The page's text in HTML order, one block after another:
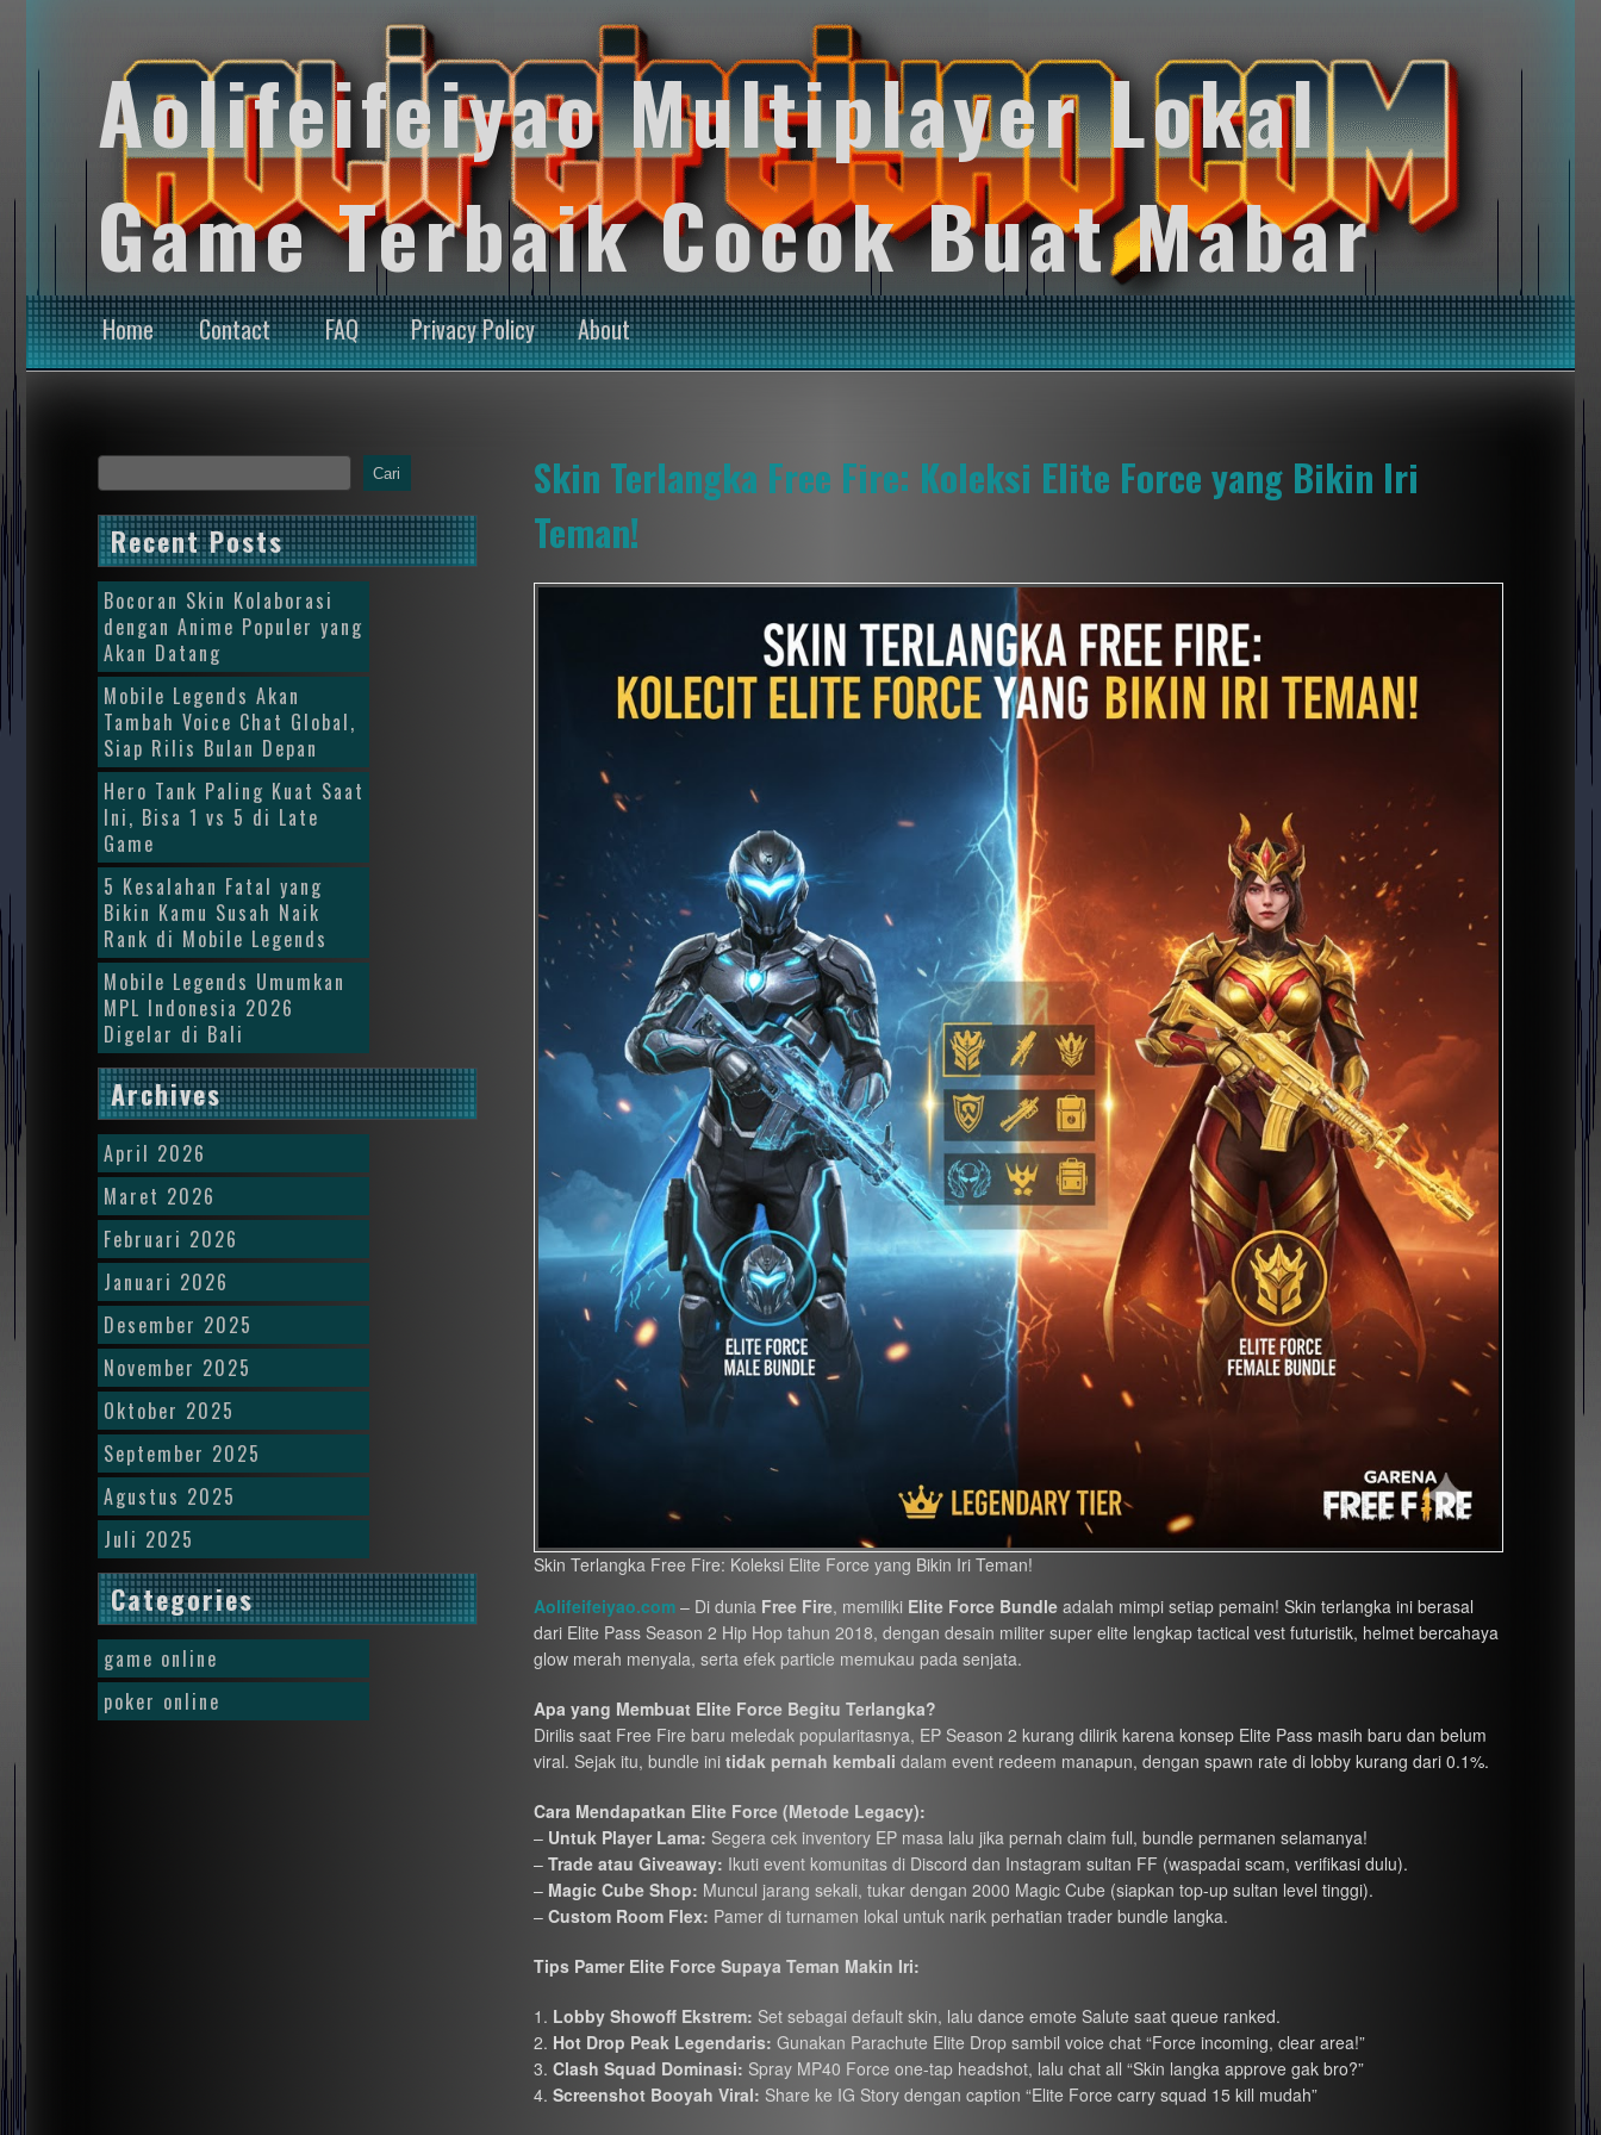
Aolifeifeiyao Multiplayer Lokal
Game Terbaik Cocok Buat Mabar
Home Contact FAQ Privacy Policy About
Skin Terlangka Free Fire: Koleksi Elite Force yang Bikin Iri
Teman!
Skin Terlangka Free Fire: Koleksi Elite Force yang Bikin Iri Teman!
Aolifeifeiyao.com– Di dunia Free Fire, memiliki Elite Force Bundleadalah mimpi setiap pemain! Skin terlangka ini berasal
dari Elite Pass Season 2 Hip Hop tahun 2018, dengan desain militer super elite lengkap tactical vest futuristik, helmet bercahaya
glow merah menyala, serta efek particle memukau pada senjata.
Apa yang Membuat Elite Force Begitu Terlangka?
Dirilis saat Free Fire baru meledak popularitasnya, EP Season 2 kurang dilirik karena konsep Elite Pass masih baru dan belum
viral. Sejak itu, bundle ini tidak pernah kembali dalam event redeem manapun, dengan spawn rate di lobby kurang dari 0.1%.
Cara Mendapatkan Elite Force (Metode Legacy):
– Untuk Player Lama: Segera cek inventory EP masa lalu jika pernah claim full, bundle permanen selamanya!
– Trade atau Giveaway: Ikuti event komunitas di Discord dan Instagram sultan FF (waspadai scam, verifikasi dulu).
– Magic Cube Shop: Muncul jarang sekali, tukar dengan 2000 Magic Cube (siapkan top-up sultan level tinggi).
– Custom Room Flex: Pamer di turnamen lokal untuk narik perhatian trader bundle langka.
Tips Pamer Elite Force Supaya Teman Makin Iri:
Lobby Showoff Ekstrem: Set sebagai default skin, lalu dance emote Salute saat queue ranked.
Hot Drop Peak Legendaris: Gunakan Parachute Elite Drop sambil voice chat “Force incoming, clear area!”
Clash Squad Dominasi: Spray MP40 Force one-tap headshot, lalu chat all “Skin langka approve gak bro?”
Screenshot Booyah Viral: Share ke IG Story dengan caption “Elite Force carry squad 15 kill mudah”
Cari
Recent Posts
Bocoran Skin Kolaborasi
dengan Anime Populer yang
Akan Datang
Mobile Legends Akan
Tambah Voice Chat Global,
Siap Rilis Bulan Depan
Hero Tank Paling Kuat Saat
Ini, Bisa 1 vs 5 di Late
Game
5 Kesalahan Fatal yang
Bikin Kamu Susah Naik
Rank di Mobile Legends
Mobile Legends Umumkan
MPL Indonesia 2026
Digelar di Bali
Archives
April 2026
Maret 2026
Februari 2026
Januari 2026
Desember 2025
November 2025
Oktober 2025
September 2025
Agustus 2025
Juli 2025
Categories
game online
poker online